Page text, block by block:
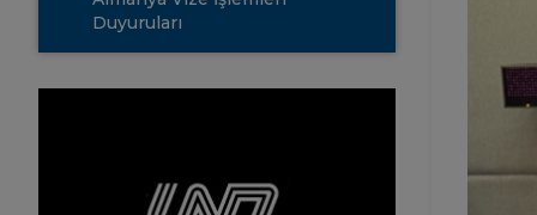
Duyuruları